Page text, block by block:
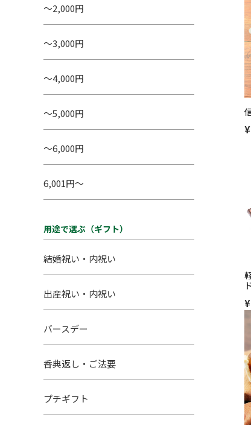
～2,000円
～3,000円
～4,000円
～5,000円
～6,000円
6,001円～
用途で選ぶ（ギフト）
結婚祝い・内祝い
出産祝い・内祝い
バースデー
香典返し・ご法要
プチギフト